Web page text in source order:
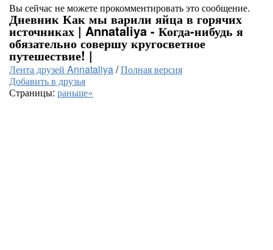
Вы сейчас не можете прокомментировать это сообщение.
Дневник Как мы варили яйца в горячих
источниках | Annataliya - Когда-нибудь я
обязательно совершу кругосветное
путешествие! |
Лента друзей Annataliya/Полная версия
Добавить в друзья
Страницы: раньше»